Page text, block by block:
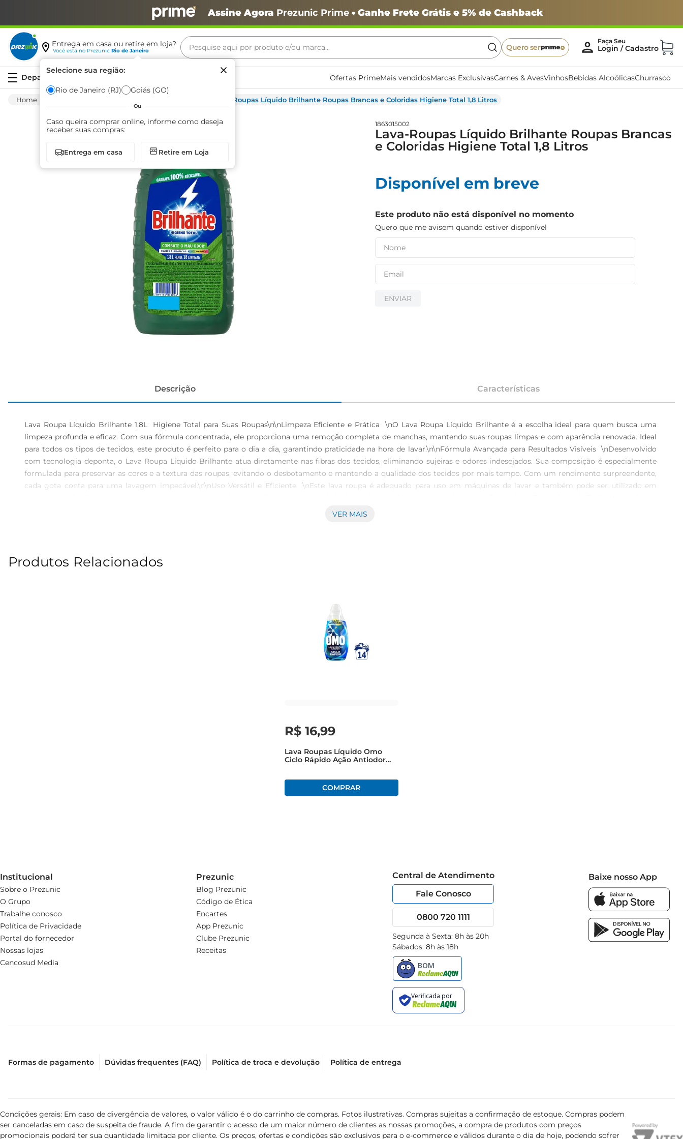
Assine Agora Prezunic Prime• Ganhe Frete Grátis e 5% de Cashback
Entrega em casa ou retire em loja?
Você está no Prezunic Rio de Janeiro
Selecione sua região:
Rio de Janeiro (RJ) Goiás (GO)
Ou
Caso queira comprar online, informe como deseja
receber suas compras:
Entrega em casa Retire em Loja
Pesquise aqui por produto e/ou marca...
Quero ser
Ofertas PrimeMais vendidosMarcas ExclusivasCarnes & AvesVinhosBebidas AlcoólicasChurrasco
Lava-Roupas Líquido Brilhante Roupas Brancas e Coloridas Higiene Total 1,8 Litros
1863015002
Lava-Roupas Líquido Brilhante Roupas Brancas
e Coloridas Higiene Total 1,8 Litros
Disponível em breve
Este produto não está disponível no momento
Quero que me avisem quando estiver disponível
ENVIAR
Descrição Características
Lava Roupa Líquido Brilhante 1,8L  Higiene Total para Suas Roupas\n\nLimpeza Eficiente e Prática  \nO Lava Roupa Líquido Brilhante é a escolha ideal para quem busca uma
limpeza profunda e eficaz. Com sua fórmula concentrada, ele proporciona uma remoção completa de manchas, mantendo suas roupas limpas e com aparência renovada. Ideal
para todos os tipos de tecidos, este produto é perfeito para o dia a dia, garantindo praticidade na hora de lavar.\n\nFórmula Avançada para Resultados Visíveis  \nDesenvolvido
com tecnologia deponta, o Lava Roupa Líquido Brilhante atua diretamente nas fibras dos tecidos, eliminando sujeiras e odores indesejados. Sua composição é especialmente
formulada para preservar as cores e a textura das roupas, evitando o desbotamento e mantendo a qualidade dos tecidos por mais tempo. Com um rendimento surpreendente,
cada gota conta para uma lavagem impecável.\n\nUso Versátil e Eficiente  \nEste lava roupa é adequado para uso em máquinas de lavar e também pode ser utilizado em
a liberdade de escolher a melhor forma de cuidar das suas peças, garantindo sempre um resultado excepcional.\n\nEspecificações do Produto  \n Volume: 1,8 Litros  \n Tipo: Lava
VER MAIS
Produtos Relacionados
R$ 16,99
Lava Roupas Líquido Omo
Ciclo Rápido Ação Antiodor
Institucional
Sobre o Prezunic
O Grupo
Trabalhe conosco
Política de Privacidade
Portal do fornecedor
Nossas lojas
Cencosud Media
Prezunic
Blog Prezunic
Código de Ética
Encartes
App Prezunic
Clube Prezunic
Receitas
Central de Atendimento
Fale Conosco
0800 720 1111
Segunda à Sexta: 8h às 20h
Sábados: 8h às 18h
Baixe nosso App
Formas de pagamento Dúvidas frequentes (FAQ) Política de troca e devolução Política de entrega
Condições gerais: Em caso de divergência de valores, o valor válido é o do carrinho de compras. Fotos ilustrativas. Compras sujeitas a confirmação de estoque. Compras podem
ser canceladas em caso de suspeita de fraude. A fim de garantir o acesso de um maior número de clientes as nossas promoções, a compra de produtos com preços
promocionais poderá ter sua quantidade limitada por cliente. Os preços, ofertas e condições são exclusivos para o e-commerce e válidos durante o dia de hoje, podendo sofrer
Termos mais buscados
café
arroz
biscoito
azeite
iogurte
papel higiênico
cerveja